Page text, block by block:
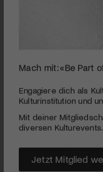
minute,
59
seconds
PUBLIZIERT AM 2.
Star-Regisseur und
seine filmische
seines nächsten
MEHR
Mach mit: «Be Part
Engagiere dich als
Kulturinstitution und
Mit deiner
diversen Kulturevents.
Jetzt Mitglied